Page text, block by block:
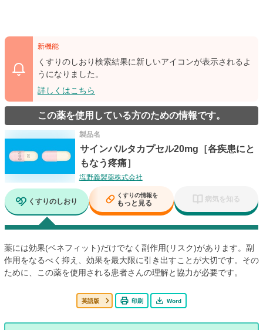
新機能
くすりのしおり検索結果に新しいアイコンが表示されるよ
うになりました。
詳しくはこちら
この薬を使用している方のための情報です。
製品名
サインバルタカプセル20mg［各疾患にと
もなう疼痛］
塩野義製薬株式会社
くすりのしおり
くすりの情報を
もっと見る 病気を知る
薬には効果(ベネフィット)だけでなく副作用(リスク)があります。副
作用をなるべく抑え、効果を最大限に引き出すことが大切です。その
ために、この薬を使用される患者さんの理解と協力が必要です。
英語版 印刷 Word